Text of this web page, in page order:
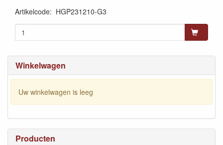
Winkelwagen
Uw winkelwagen is leeg
Producten
Artikelcode: HGP231210-G3